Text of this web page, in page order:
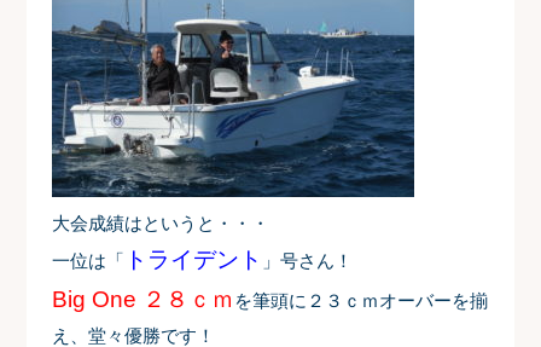
大会成績はというと・・・
一位は「 トライデント 」号さん！
Big One ２８ｃｍ を筆頭に２３ｃｍオーバーを揃
え、堂々優勝です！